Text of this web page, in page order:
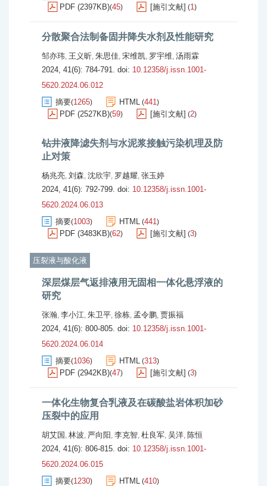
PDF (2397KB)(45) [施引文献] (1)
分散聚合法制备固井降失水剂及性能研究
邹亦玮, 王义昕, 朱思佳, 宋维凯, 罗宇维, 汤雨霖
2024, 41(6): 784-791. doi: 10.12358/j.issn.1001-
5620.2024.06.012
摘要(1265) HTML (441)
PDF (2527KB)(59) [施引文献] (2)
钻井液降滤失剂与水泥浆接触污染机理及防
止对策
杨兆亮, 刘森, 沈欣宇, 罗越耀, 张玉婷
2024, 41(6): 792-799. doi: 10.12358/j.issn.1001-
5620.2024.06.013
摘要(1003) HTML (441)
PDF (3483KB)(62) [施引文献] (3)
压裂液与酸化液
深层煤层气返排液用无固相一体化悬浮液的
研究
张瀚, 李小江, 朱卫平, 徐栋, 孟令鹏, 贾振福
2024, 41(6): 800-805. doi: 10.12358/j.issn.1001-
5620.2024.06.014
摘要(1036) HTML (313)
PDF (2942KB)(47) [施引文献] (3)
一体化生物复合乳液及在碳酸盐岩体积加砂
压裂中的应用
胡艾国 , 林波, 严向阳 , 李克智, 杜良军, 吴洋, 陈恒
2024, 41(6): 806-815. doi: 10.12358/j.issn.1001-
5620.2024.06.015
摘要(1230) HTML (410)